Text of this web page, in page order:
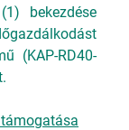
bekezdése
(KAP-RD40-